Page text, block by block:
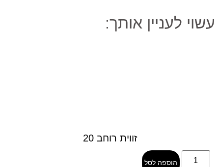
עשוי לעניין אותך:
זווית רוחב 20
הוספה לסל